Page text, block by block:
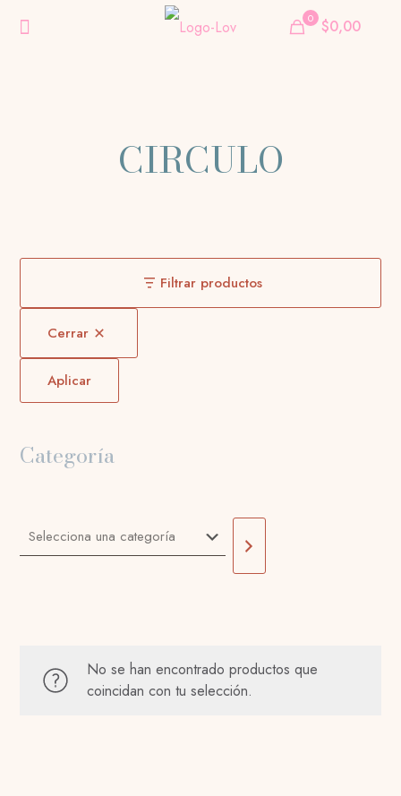
0 $0,00
CIRCULO
Filtrar productos
Cerrar
Aplicar
Categoría
Selecciona
una
No se han encontrado productos que
coincidan con tu selección.